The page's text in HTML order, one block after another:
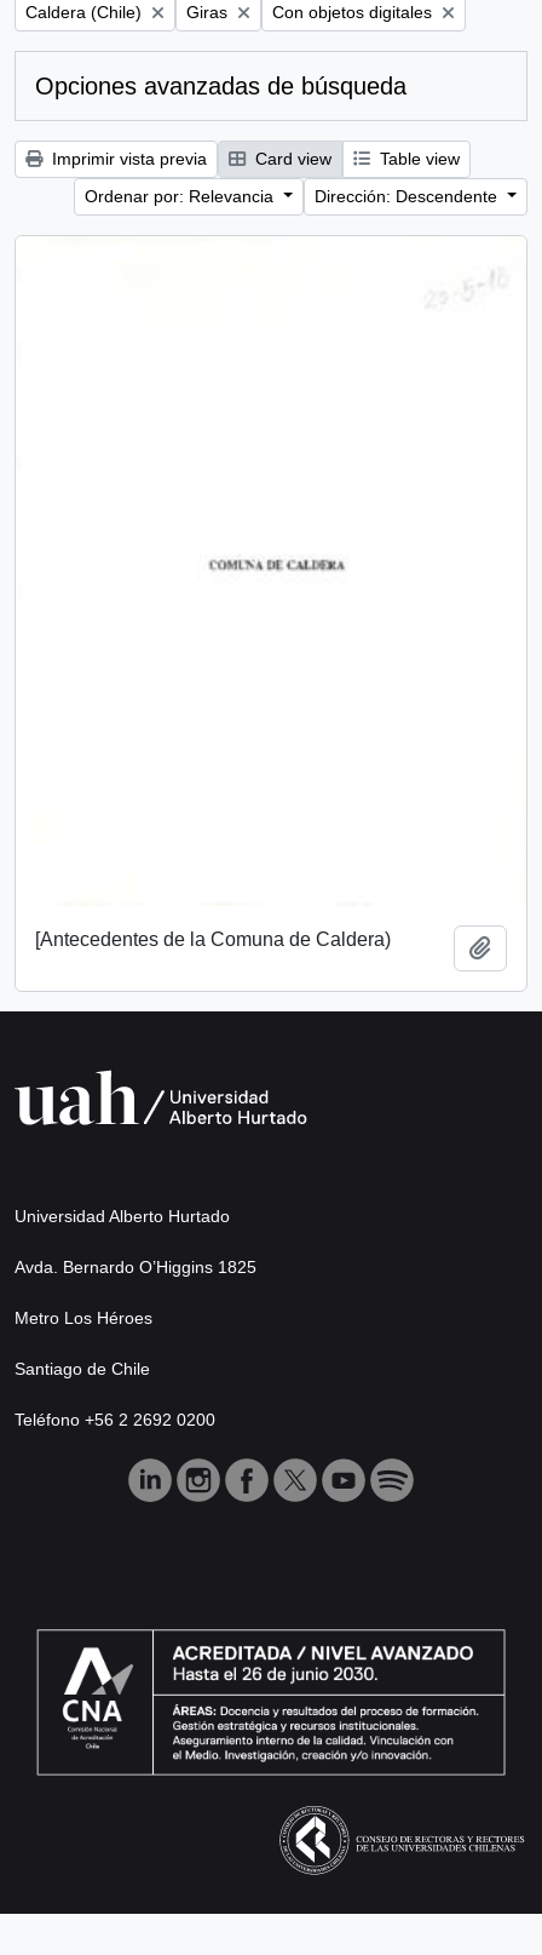
Remove filter:
Caldera (Chile) Remove filter:
Giras Remove filter:
Con objetos digitales
Opciones avanzadas de búsqueda
Imprimir vista previa Card view
Table view
Ordenar por: Relevancia
Dirección: Descendente
[Antecedentes de la Comuna de Caldera)
Universidad Alberto Hurtado
Avda. Bernardo O’Higgins 1825
Metro Los Héroes
Santiago de Chile
Teléfono +56 2 2692 0200